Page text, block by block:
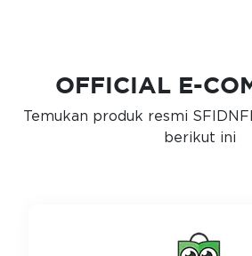
OFFICIAL E-
Temukan produk resmi
berikut ini